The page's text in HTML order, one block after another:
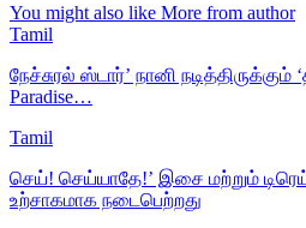
You might also like More from author
Tamil
நேச்சுரல் ஸ்டார்’ நானி நடித்திருக்கும்
Paradise…
Tamil
செய்! செய்யாதே!’ இசை மற்றும்
உற்சாகமாக நடைபெற்றது